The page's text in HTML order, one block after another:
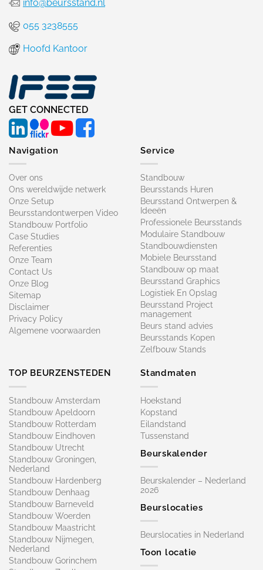
info@beursstand.nl
055 3238555
Hoofd Kantoor
GET CONNECTED
Navigation
Over ons
Ons wereldwijde netwerk
Onze Setup
Beursstandontwerpen Video
Standbouw Portfolio
Case Studies
Referenties
Onze Team
Contact Us
Onze Blog
Sitemap
Disclaimer
Privacy Policy
Algemene voorwaarden
Service
Standbouw
Beursstands Huren
Beursstand Ontwerpen &
Ideeën
Professionele Beursstands
Modulaire Standbouw
Standbouwdiensten
Mobiele Beursstand
Standbouw op maat​
Beursstand Graphics
Logistiek En Opslag
Beursstand Project
management
Beurs stand advies
Beursstands Kopen
Zelfbouw Stands
TOP BEURZENSTEDEN
Standbouw Amsterdam
Standbouw Apeldoorn
Standbouw Rotterdam
Standbouw Eindhoven
Standbouw Utrecht
Standbouw Groningen,
Nederland
Standbouw Hardenberg
Standbouw Denhaag
Standbouw Barneveld
Standbouw Woerden
Standbouw Maastricht
Standbouw Nijmegen,
Nederland
Standbouw Gorinchem
Standmaten
Hoekstand
Kopstand
Eilandstand
Tussenstand
Beurskalender
Beurskalender – Nederland
2026
Beurslocaties
Beurslocaties in Nederland
Toon locatie